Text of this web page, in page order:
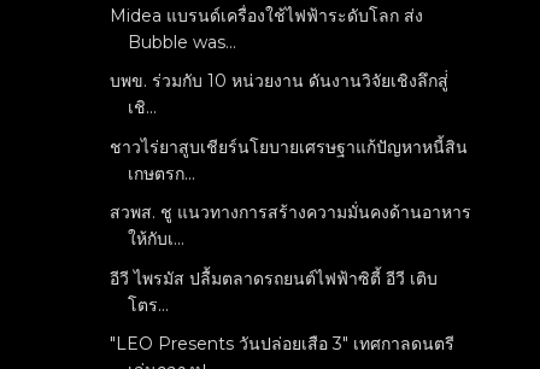
Midea แบรนด์เครื่องใช้ไฟฟ้าระดับโลก ส่ง
Bubble was...
บพข. ร่วมกับ 10 หน่วยงาน ดันงานวิจัยเชิงลึกสู่่
เชิ...
ชาวไร่ยาสูบเชียร์นโยบายเศรษฐาแก้ปัญหาหนี้สิน
เกษตรก...
สวพส. ชู แนวทางการสร้างความมั่นคงด้านอาหาร
ให้กับเ...
อีวี ไพรมัส ปลื้มตลาดรถยนต์ไฟฟ้าซิตี้ อีวี เติบ
โตร...
"LEO Presents วันปล่อยเสือ 3" เทศกาลดนตรี